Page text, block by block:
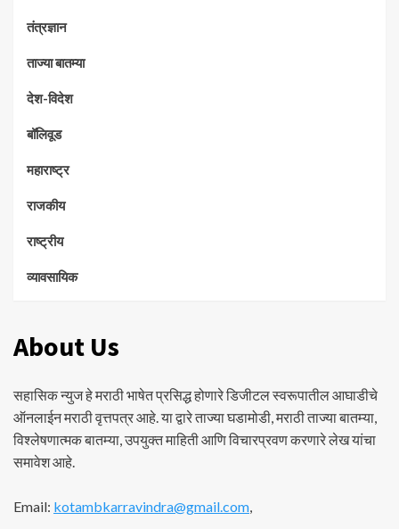
तंत्रज्ञान
ताज्या बातम्या
देश-विदेश
बॉलिवूड
महाराष्ट्र
राजकीय
राष्ट्रीय
व्यावसायिक
About Us
सहासिक न्युज हे मराठी भाषेत प्रसिद्ध होणारे डिजीटल स्वरूपातील आघाडीचे
ऑनलाईन मराठी वृत्तपत्र आहे. या द्वारे ताज्या घडामोडी, मराठी ताज्या बातम्या,
विश्लेषणात्मक बातम्या, उपयुक्त माहिती आणि विचारप्रवण करणारे लेख यांचा
समावेश आहे.
Email: kotambkarravindra@gmail.com